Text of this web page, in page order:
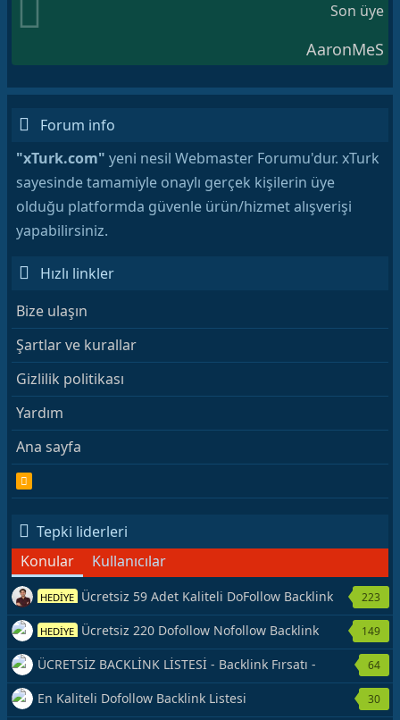
Son üye
AaronMeS
Forum info
"xTurk.com" yeni nesil Webmaster Forumu'dur. xTurk
sayesinde tamamiyle onaylı gerçek kişilerin üye
olduğu platformda güvenle ürün/hizmet alışverişi
yapabilirsiniz.
Hızlı linkler
Bize ulaşın
Şartlar ve kurallar
Gizlilik politikası
Yardım
Ana sayfa
S
Tepki liderleri
Konular
Kullanıcılar
HEDİYE Ücretsiz 59 Adet Kaliteli DoFollow Backlink
Kaynağı Veriyorum.
223
HEDİYE Ücretsiz 220 Dofollow Nofollow Backlink
Veriyorum
149
ÜCRETSİZ BACKLİNK LİSTESİ - Backlink Fırsatı -
Hemen Yetiş!
64
En Kaliteli Dofollow Backlink Listesi 30